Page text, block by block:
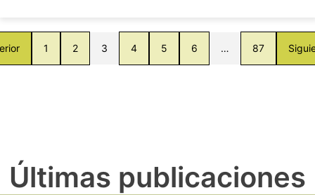
1 2 3 4 5 6 … 87
Últimas publicaciones